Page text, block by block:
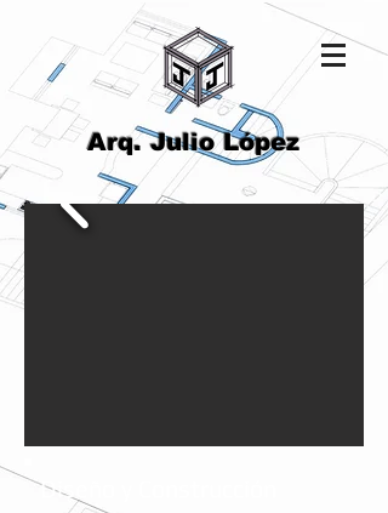
Arq. Julio López
Diseño y Construcción